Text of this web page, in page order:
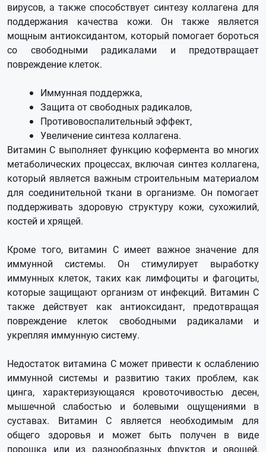
вирусов, а также способствует синтезу коллагена для
поддержания качества кожи. Он также является
мощным антиоксидантом, который помогает бороться
со свободными радикалами и предотвращает
повреждение клеток.
Иммунная поддержка,
Защита от свободных радикалов,
Противовоспалительный эффект,
Увеличение синтеза коллагена.
Витамин С выполняет функцию кофермента во многих
метаболических процессах, включая синтез коллагена,
который является важным строительным материалом
для соединительной ткани в организме. Он помогает
поддерживать здоровую структуру кожи, сухожилий,
костей и хрящей.
Кроме того, витамин С имеет важное значение для
иммунной системы. Он стимулирует выработку
иммунных клеток, таких как лимфоциты и фагоциты,
которые защищают организм от инфекций. Витамин С
также действует как антиоксидант, предотвращая
повреждение клеток свободными радикалами и
укрепляя иммунную систему.
Недостаток витамина С может привести к ослаблению
иммунной системы и развитию таких проблем, как
цинга, характеризующаяся кровоточивостью десен,
мышечной слабостью и болевыми ощущениями в
суставах. Витамин С является необходимым для
общего здоровья и может быть получен в виде
порошка или из разнообразных фруктов и овощей,